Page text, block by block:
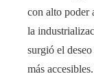
con alto poder
la
surgió el
más